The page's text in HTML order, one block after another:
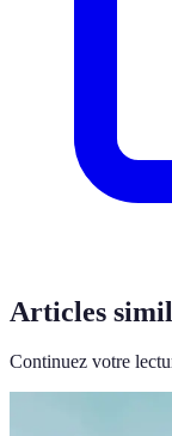
Articles
Continuez votre